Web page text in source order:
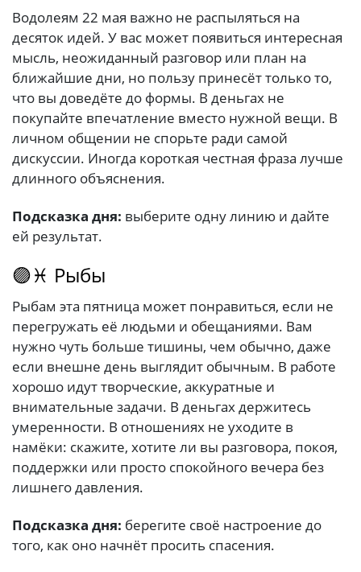
Водолеям 22 мая важно не распыляться на
десяток идей. У вас может появиться интересная
мысль, неожиданный разговор или план на
ближайшие дни, но пользу принесёт только то,
что вы доведёте до формы. В деньгах не
покупайте впечатление вместо нужной вещи. В
личном общении не спорьте ради самой
дискуссии. Иногда короткая честная фраза лучше
длинного объяснения.
Подсказка дня: выберите одну линию и дайте
ей результат.
🟣♓ Рыбы
Рыбам эта пятница может понравиться, если не
перегружать её людьми и обещаниями. Вам
нужно чуть больше тишины, чем обычно, даже
если внешне день выглядит обычным. В работе
хорошо идут творческие, аккуратные и
внимательные задачи. В деньгах держитесь
умеренности. В отношениях не уходите в
намёки: скажите, хотите ли вы разговора, покоя,
поддержки или просто спокойного вечера без
лишнего давления.
Подсказка дня: берегите своё настроение до
того, как оно начнёт просить спасения.